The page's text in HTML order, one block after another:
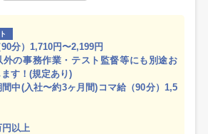
分）1,710円〜2,199円
の事務作業・テスト監督等にも別途お
す！(規定あり)
中(入社〜約3ヶ月間)コマ給（90分）1,5
円以上